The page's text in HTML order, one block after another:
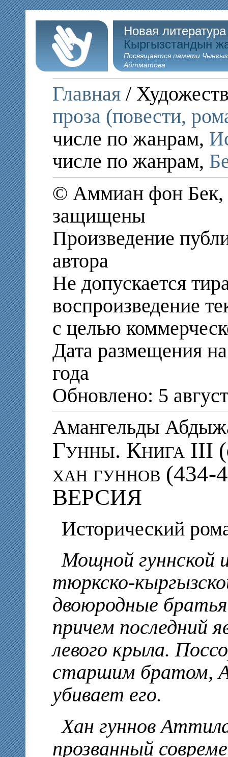
Новая
Кыргызстандын
Посвящается памяти
Айтматова
Главная /
проза (повести,
числе по жанрам,
числе по жанрам,
© Аммиан фон Бек,
защищены
Произведение
автора
Не допускается
воспроизведение
с целью
Дата размещения
года
Обновлено: 5
Амангельды
Гунны. Книга III
хан гуннов
ВЕРСИЯ
Исторический
Мощной гуннской
тюркско-
двоюродные
причем последний
левого крыла.
старшим братом,
убивает его.
Хан гуннов
прозванный